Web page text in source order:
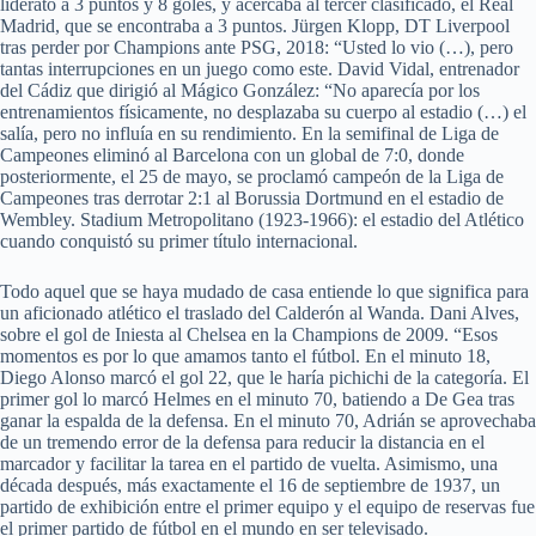
liderato a 3 puntos y 8 goles, y acercaba al tercer clasificado, el Real
Madrid, que se encontraba a 3 puntos. Jürgen Klopp, DT Liverpool
tras perder por Champions ante PSG, 2018: “Usted lo vio (…), pero
tantas interrupciones en un juego como este. David Vidal, entrenador
del Cádiz que dirigió al Mágico González: “No aparecía por los
entrenamientos físicamente, no desplazaba su cuerpo al estadio (…) el
salía, pero no influía en su rendimiento. En la semifinal de Liga de
Campeones eliminó al Barcelona con un global de 7:0, donde
posteriormente, el 25 de mayo, se proclamó campeón de la Liga de
Campeones tras derrotar 2:1 al Borussia Dortmund en el estadio de
Wembley. Stadium Metropolitano (1923-1966): el estadio del Atlético
cuando conquistó su primer título internacional.
Todo aquel que se haya mudado de casa entiende lo que significa para
un aficionado atlético el traslado del Calderón al Wanda. Dani Alves,
sobre el gol de Iniesta al Chelsea en la Champions de 2009. “Esos
momentos es por lo que amamos tanto el fútbol. En el minuto 18,
Diego Alonso marcó el gol 22, que le haría pichichi de la categoría. El
primer gol lo marcó Helmes en el minuto 70, batiendo a De Gea tras
ganar la espalda de la defensa. En el minuto 70, Adrián se aprovechaba
de un tremendo error de la defensa para reducir la distancia en el
marcador y facilitar la tarea en el partido de vuelta. Asimismo, una
década después, más exactamente el 16 de septiembre de 1937, un
partido de exhibición entre el primer equipo y el equipo de reservas fue
el primer partido de fútbol en el mundo en ser televisado.